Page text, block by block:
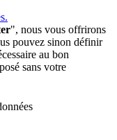
", nous vous offrirons
pouvez sinon définir
au bon
sans votre